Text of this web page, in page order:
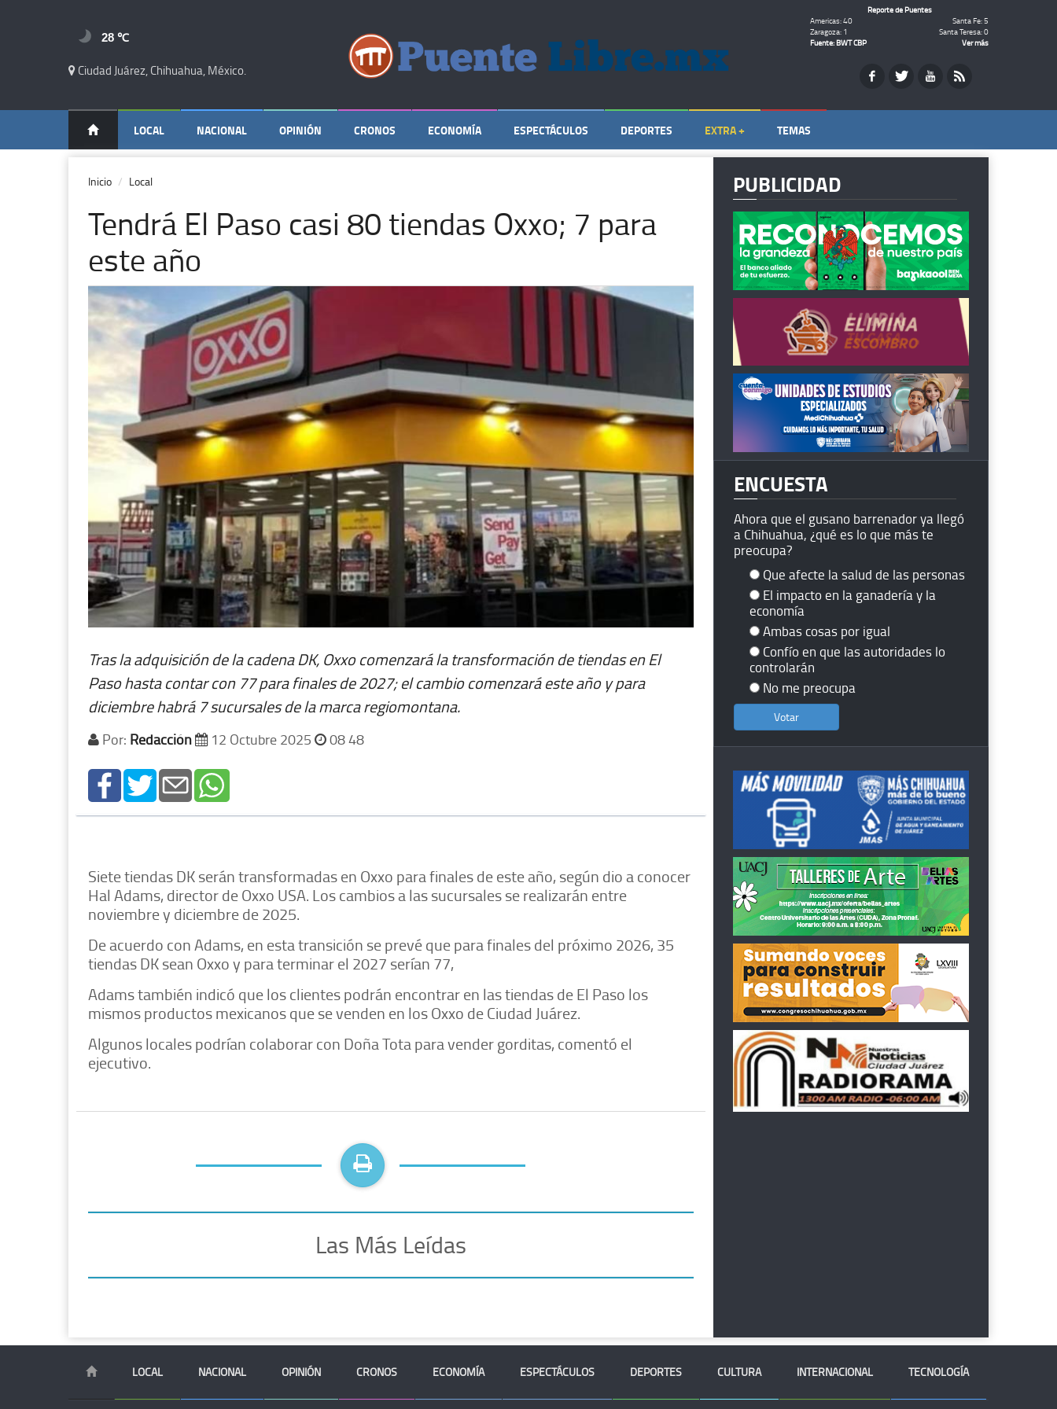
28 ℃
Ciudad Juárez, Chihuahua, México.
Reporte de Puentes
Americas: 40
Santa Fe: 5
Zaragoza: 1
Santa Teresa: 0
Fuente: BWT CBP
Ver más
LOCAL NACIONAL OPINIÓN CRONOS ECONOMÍA ESPECTÁCULOS DEPORTES EXTRA + TEMAS
Inicio Local
Tendrá El Paso casi 80 tiendas Oxxo; 7 para
este año
Tras la adquisición de la cadena DK, Oxxo comenzará la transformación de tiendas en El
Paso hasta contar con 77 para finales de 2027; el cambio comenzará este año y para
diciembre habrá 7 sucursales de la marca regiomontana.
Por: Redacción 12 Octubre 2025 08 48
Siete tiendas DK serán transformadas en Oxxo para finales de este año, según dio a conocer
Hal Adams, director de Oxxo USA. Los cambios a las sucursales se realizarán entre
noviembre y diciembre de 2025.
De acuerdo con Adams, en esta transición se prevé que para finales del próximo 2026, 35
tiendas DK sean Oxxo y para terminar el 2027 serían 77,
Adams también indicó que los clientes podrán encontrar en las tiendas de El Paso los
mismos productos mexicanos que se venden en los Oxxo de Ciudad Juárez.
Algunos locales podrían colaborar con Doña Tota para vender gorditas, comentó el
ejecutivo.
Las Más Leídas
PUBLICIDAD
ENCUESTA
Ahora que el gusano barrenador ya llegó
a Chihuahua, ¿qué es lo que más te
preocupa?
Que afecte la salud de las personas
El impacto en la ganadería y la
economía
Ambas cosas por igual
Confío en que las autoridades lo
controlarán
No me preocupa
LOCAL NACIONAL OPINIÓN CRONOS ECONOMÍA ESPECTÁCULOS DEPORTES CULTURA INTERNACIONAL TECNOLOGÍA